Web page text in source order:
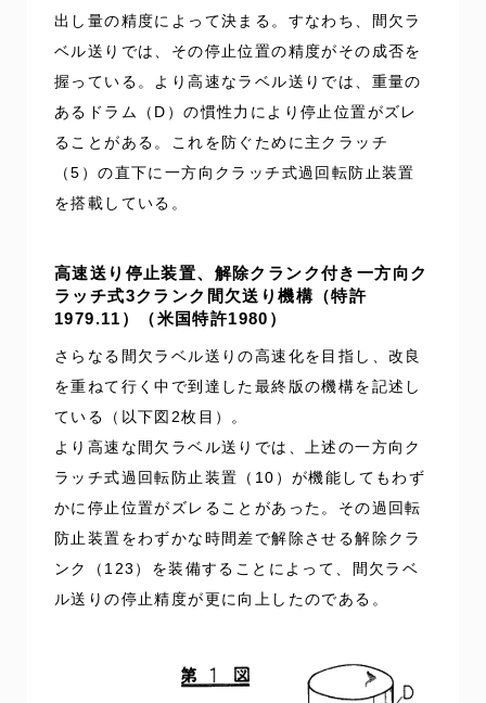
出し量の精度によって決まる。すなわち、間欠ラ
ベル送りでは、その停止位置の精度がその成否を
握っている。より高速なラベル送りでは、重量の
あるドラム（D）の慣性力により停止位置がズレ
ることがある。これを防ぐために主クラッチ
（5）の直下に一方向クラッチ式過回転防止装置
を搭載している。
高速送り停止装置、解除クランク付き一方向ク
ラッチ式3クランク間欠送り機構（特許
1979.11）（米国特許1980）
さらなる間欠ラベル送りの高速化を目指し、改良
を重ねて行く中で到達した最終版の機構を記述し
ている（以下図2枚目）。
より高速な間欠ラベル送りでは、上述の一方向ク
ラッチ式過回転防止装置（10）が機能してもわず
かに停止位置がズレることがあった。その過回転
防止装置をわずかな時間差で解除させる解除クラ
ンク（123）を装備することによって、間欠ラベ
ル送りの停止精度が更に向上したのである。